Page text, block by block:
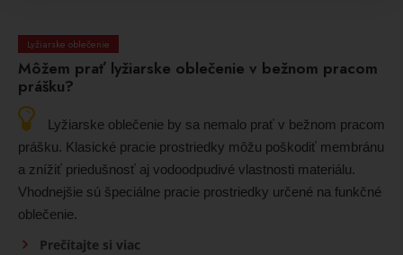
Lyžiarske oblečenie
Môžem prať lyžiarske oblečenie v bežnom pracom
prášku?
Lyžiarske oblečenie by sa nemalo prať v bežnom pracom
prášku. Klasické pracie prostriedky môžu poškodiť membránu
a znížiť priedušnosť aj vodoodpudivé vlastnosti materiálu.
Vhodnejšie sú špeciálne pracie prostriedky určené na funkčné
oblečenie.
Prečítajte si viac